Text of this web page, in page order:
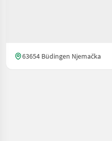
63654 Büdingen Njemačka